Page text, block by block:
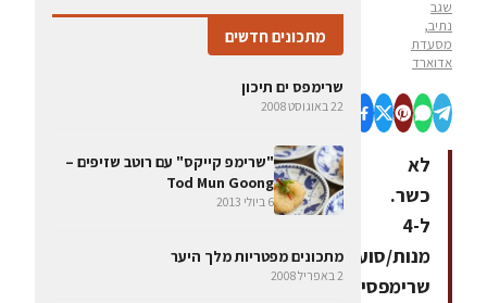
שגב
נתיב,
מסעדת
אדוארד
לא
כשר.
ל-4
מנות/סועדיםחומרים:30
שרימפסים
מתכונים חדשים
שרימפס ים תיכון
22 באוגוסט 2008
"שרימפ קייקס" עם רוטב שזיפים –
Tod Mun Goong
6 ביולי 2013
מתכונים מפטריות מלך היער
2 באפריל 2008